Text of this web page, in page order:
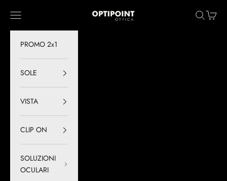
Optipoint - Lux S.r.l.
Menù Cerca
PROMO 2x1
SOLE
VISTA
CLIP ON
SOLUZIONI
OCULARI